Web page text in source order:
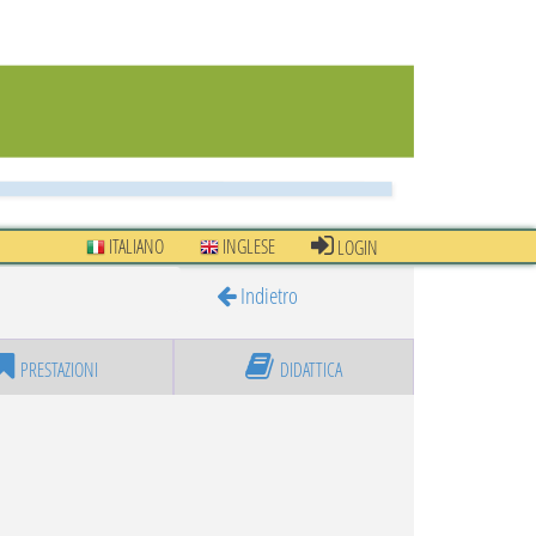
ITALIANO INGLESE
LOGIN
Indietro
PRESTAZIONI DIDATTICA